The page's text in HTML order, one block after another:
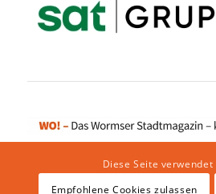
Diese Seite verwendet
Empfohlene Cookies zulassen